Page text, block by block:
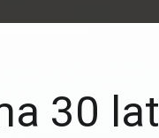
30 lat